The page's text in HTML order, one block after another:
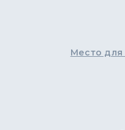
Место